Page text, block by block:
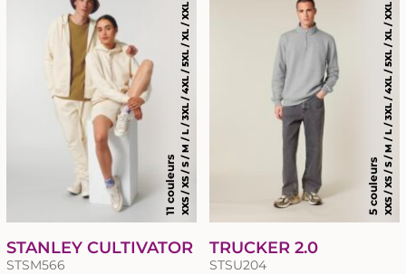
11 couleursXXS / XS / S / M / L / 3XL / 4XL / 5XL / XL / XXL
STANLEY CULTIVATOR
STSM566
5 couleursXXS / XS / S / M / L / 3XL / 4XL / 5XL / XL / XXL
TRUCKER 2.0
STSU204